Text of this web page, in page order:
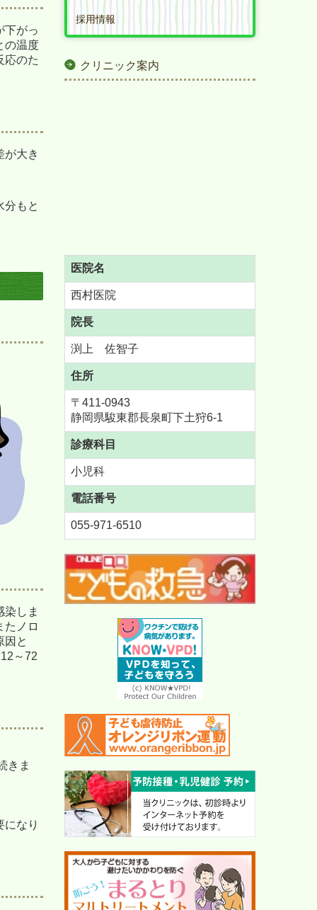
下がっ
の温度
応のた
が大き
分もと
しま
たノロ
因と
～72
きま
なり
採用情報
クリニック案内
医院名
西村医院
院長
渕上 佐智子
住所
〒411-0943
静岡県駿東郡長泉町下土狩6-1
診療科目
小児科
電話番号
055-971-6510